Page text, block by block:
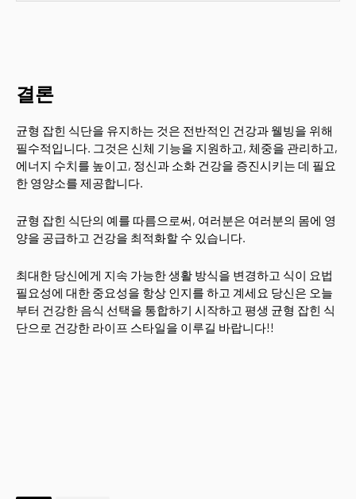
결론
균형 잡힌 식단을 유지하는 것은 전반적인 건강과 웰빙을 위해
필수적입니다. 그것은 신체 기능을 지원하고, 체중을 관리하고,
에너지 수치를 높이고, 정신과 소화 건강을 증진시키는 데 필요
한 영양소를 제공합니다.
균형 잡힌 식단의 예를 따름으로써, 여러분은 여러분의 몸에 영
양을 공급하고 건강을 최적화할 수 있습니다.
최대한 당신에게 지속 가능한 생활 방식을 변경하고 식이 요법
필요성에 대한 중요성을 항상 인지를 하고 계세요 당신은 오늘
부터 건강한 음식 선택을 통합하기 시작하고 평생 균형 잡힌 식
단으로 건강한 라이프 스타일을 이루길 바랍니다!!